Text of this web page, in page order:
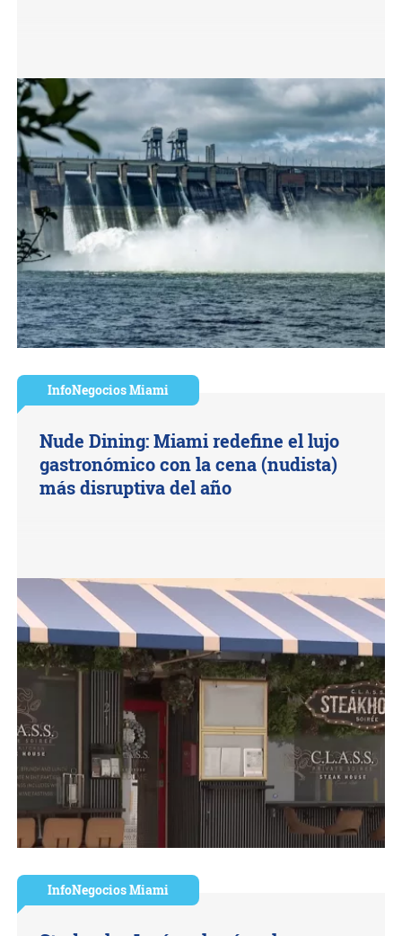
InfoNegocios Miami
Nude Dining: Miami redefine el lujo
gastronómico con la cena (nudista)
más disruptiva del año
InfoNegocios Miami